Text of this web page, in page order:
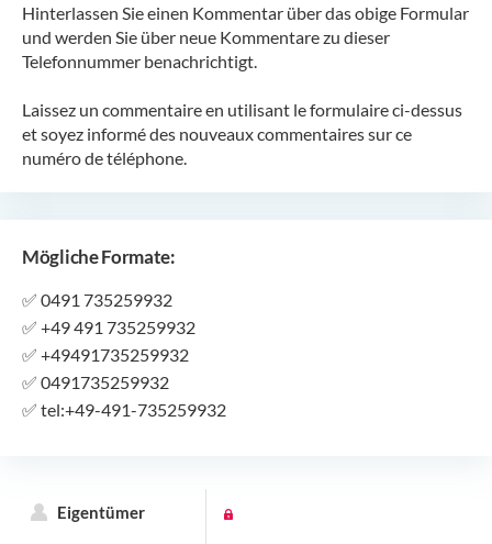
Hinterlassen Sie einen Kommentar über das obige Formular
und werden Sie über neue Kommentare zu dieser
Telefonnummer benachrichtigt.
Laissez un commentaire en utilisant le formulaire ci-dessus
et soyez informé des nouveaux commentaires sur ce
numéro de téléphone.
Mögliche Formate:
✅ 0491 735259932
✅ +49 491 735259932
✅ +49491735259932
✅ 0491735259932
✅ tel:+49-491-735259932
Eigentümer